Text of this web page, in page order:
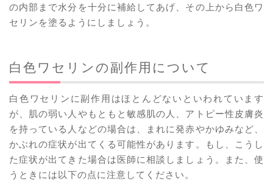
の内部まで水分を十分に補給してあげ、その上から白色ワ
セリンを塗るようにしましょう。
白色ワセリンの副作用について
白色ワセリンに副作用はほとんどないといわれています
が、肌の弱い人やもともと敏感肌の人、アトピー性皮膚炎
を持っている人などの場合は、まれに発赤やかゆみなど、
かぶれの症状が出てくる可能性があります。もし、こうし
た症状が出てきた場合は医師に相談しましょう。また、使
うときには以下の点に注意してください。